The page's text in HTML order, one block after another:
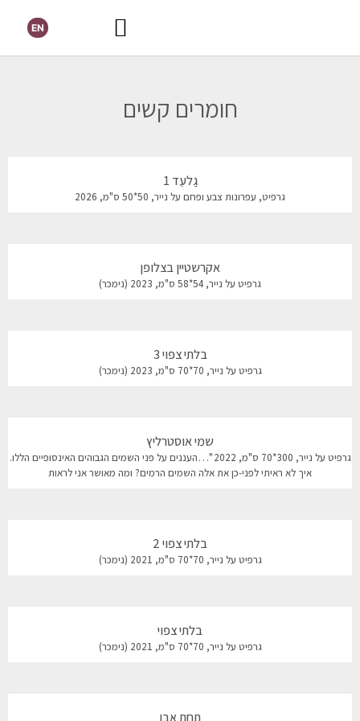
EN
חומרים קשים
גַלעֵד 1
גרפיט, עפרונות צבע ופחם על נייר, 50*50 ס"מ, 2026
אקרשטיין בצלופן
גרפיט על נייר, 54*58 ס"מ, 2023 (נימכר)
בלתי צפוי 3
גרפיט על נייר, 70*70 ס"מ, 2023 (נימכר)
שמי אוסטרליץ
גרפיט על נייר, 300*70 ס"מ, 2022 "…העננים על פני השמים הגבוהים האינסופיים הללו.
איך לא ראיתי לפני-כן את אלה השמים הרמים? ומה מאושר אני לראות
בלתי צפוי 2
גרפיט על נייר, 70*70 ס"מ, 2021 (נימכר)
בלתי צפוי
גרפיט על נייר, 70*70 ס"מ, 2021 (נימכר)
תחת אבן